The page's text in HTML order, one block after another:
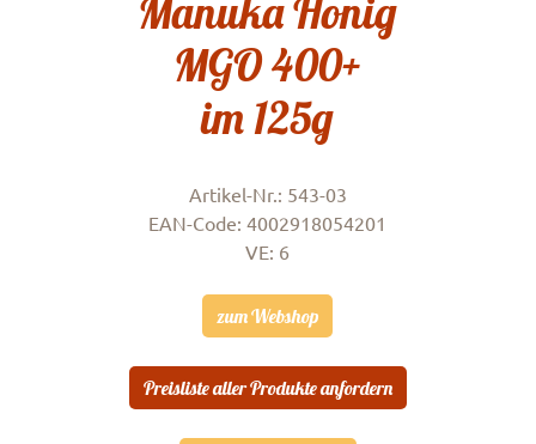
Manuka Honig
MGO 400+
im 125g
Artikel-Nr.: 543-03
EAN-Code: 4002918054201
VE: 6
zum Webshop
Preisliste aller Produkte anfordern